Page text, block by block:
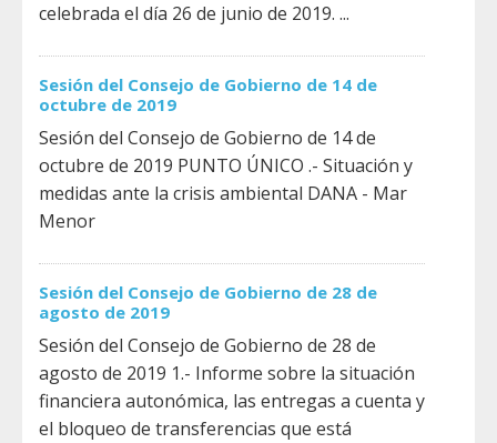
celebrada el día 26 de junio de 2019. ...
Sesión del Consejo de Gobierno de 14 de
octubre de 2019
Sesión del Consejo de Gobierno de 14 de
octubre de 2019 PUNTO ÚNICO .- Situación y
medidas ante la crisis ambiental DANA - Mar
Menor
Sesión del Consejo de Gobierno de 28 de
agosto de 2019
Sesión del Consejo de Gobierno de 28 de
agosto de 2019 1.- Informe sobre la situación
financiera autonómica, las entregas a cuenta y
el bloqueo de transferencias que está